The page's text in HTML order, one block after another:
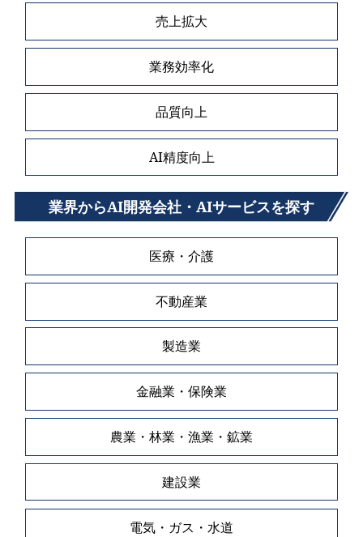
売上拡大
業務効率化
品質向上
AI精度向上
業界からAI開発会社・AIサービスを探す
医療・介護
不動産業
製造業
金融業・保険業
農業・林業・漁業・鉱業
建設業
電気・ガス・水道